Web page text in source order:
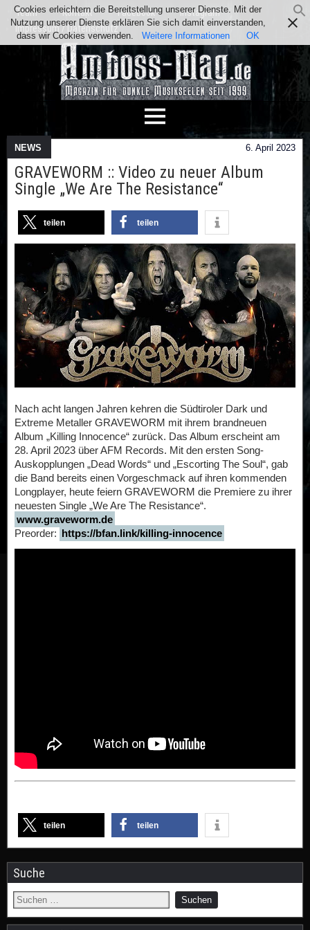
Team Kontakt Facebook
Instagram
Impressum / Datenschutz
NEWS 6. April 2023
GRAVEWORM :: Video zu neuer Album
Single „We Are The Resistance“
teilen teilen
Nach acht langen Jahren kehren die Südtiroler Dark und
Extreme Metaller GRAVEWORM mit ihrem brandneuen
Album „Killing Innocence“ zurück. Das Album erscheint am
28. April 2023 über AFM Records. Mit den ersten Song-
Auskopplungen „Dead Words“ und „Escorting The Soul“, gab
die Band bereits einen Vorgeschmack auf ihren kommenden
Longplayer, heute feiern GRAVEWORM die Premiere zu ihrer
neuesten Single „We Are The Resistance“.
www.graveworm.de
Preorder: https://bfan.link/killing-innocence
teilen teilen
Suche
Cookies erleichtern die Bereitstellung unserer Dienste. Mit der
Nutzung unserer Dienste erklären Sie sich damit einverstanden,
dass wir Cookies verwenden.
Weitere Informationen OK